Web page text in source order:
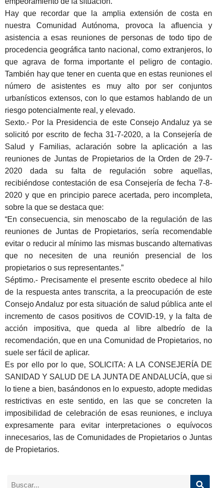
Hay que recordar que la amplia extensión de costa en
nuestra Comunidad Autónoma, provoca la afluencia y
asistencia a esas reuniones de personas de todo tipo de
procedencia geográfica tanto nacional, como extranjeros, lo
que agrava de forma importante el peligro de contagio.
También hay que tener en cuenta que en estas reuniones el
número de asistentes es muy alto por ser conjuntos
urbanísticos extensos, con lo que estamos hablando de un
riesgo potencialmente real, y elevado.
Sexto.- Por la Presidencia de este Consejo Andaluz ya se
solicitó por escrito de fecha 31-7-2020, a la Consejería de
Salud y Familias, aclaración sobre la aplicación a las
reuniones de Juntas de Propietarios de la Orden de 29-7-
2020 dada su falta de regulación sobre aquellas,
recibiéndose contestación de esa Consejería de fecha 7-8-
2020 y que en principio parece acertada, pero incompleta,
sobre la que se destaca que:
“En consecuencia, sin menoscabo de la regulación de las
reuniones de Juntas de Propietarios, sería recomendable
evitar o reducir al mínimo las mismas buscando alternativas
que no necesiten de una reunión presencial de los
propietarios o sus representantes.”
Séptimo.- Precisamente el presente escrito obedece al hilo
de la respuesta antes transcrita, a la preocupación de este
Consejo Andaluz por esta situación de salud pública ante el
incremento de casos positivos de COVID-19, y la falta de
acción impositiva, que queda al libre albedrío de la
recomendación, que en una Comunidad de Propietarios, no
suele ser fácil de aplicar.
Es por ello por lo que, SOLICITA: A LA CONSEJERÍA DE
SANIDAD Y SALUD DE LA JUNTA DE ANDALUCÍA, que si
lo tiene a bien, basándonos en lo expuesto, adopte medidas
restrictivas en este sentido, en las que se concreten
la
imposibilidad de celebración de esas reuniones, e incluya
expresamente para evitar interpretaciones o equívocos
innecesarios, las de Comunidades de Propietarios o Juntas
de Propietarios.